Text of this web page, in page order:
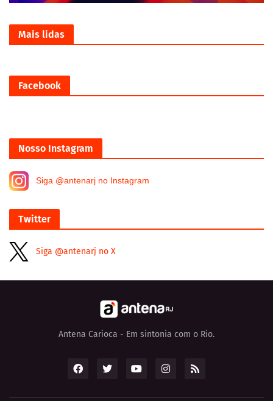
Mais lidas
Facebook
Nosso Instagram
Siga @antenarj no Instagram
Twitter
Siga @antenarj no X
Antena Carioca - Em sintonia com o Rio.